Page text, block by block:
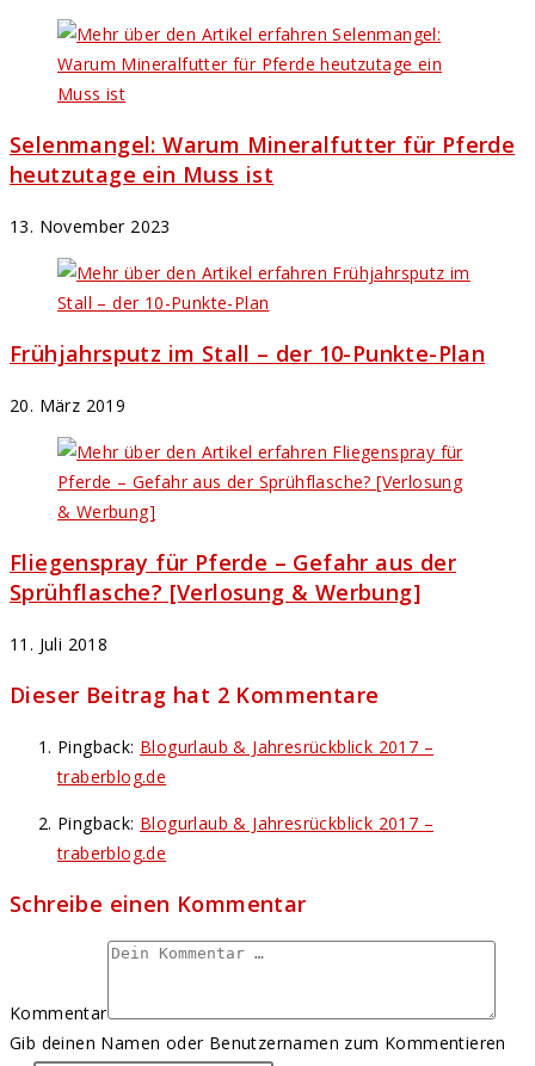
Selenmangel: Warum Mineralfutter für Pferde
heutzutage ein Muss ist
13. November 2023
Frühjahrsputz im Stall – der 10-Punkte-Plan
20. März 2019
Fliegenspray für Pferde – Gefahr aus der
Sprühflasche? [Verlosung & Werbung]
11. Juli 2018
Dieser Beitrag hat 2 Kommentare
Pingback: Blogurlaub & Jahresrückblick 2017 –
traberblog.de
Pingback: Blogurlaub & Jahresrückblick 2017 –
traberblog.de
Schreibe einen Kommentar
Kommentar
Gib deinen Namen oder Benutzernamen zum Kommentieren